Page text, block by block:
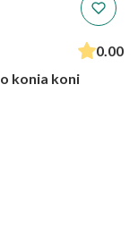
0.00
konia koni